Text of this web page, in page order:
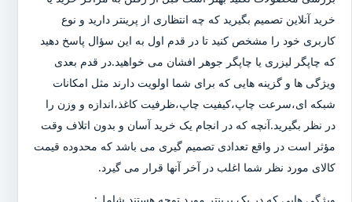
خرید آنلاین تصمیم بگیرید که چه انتظاری از پرینتر دارید و نوع
کاربری خود را مشخص کنید تا در قدم اول به این سؤال پاسخ دهید
که چاپگر لیزری یا چاپگر جوهر افشان می خواهید.در قدم بعدی
ویژگی ها و گزینه هایی که برای شما اولویت دارند مثل امکانات
شبکه ای،سرعت چاپ،کیفیت چاپ،ظرفیت کاغذ،اندازه و وزن را
در نظر بگیرید.آنچه که در انجام یک خرید آسان و بدون اتلاف وقت
مؤثر است در واقع تعدادی تصمیم گیری می باشد که محدوده قیمت
کالای مورد نظر شما اغلب در آخر آنها قرار می گیرد.
ویژگی هایی که در یک پرینتر مورد توجه هستند شامل: